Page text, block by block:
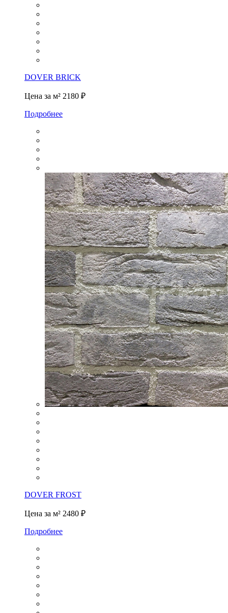
DOVER BRICK
Цена за м² 2180 ₽
Подробнее
DOVER FROST
Цена за м² 2480 ₽
Подробнее